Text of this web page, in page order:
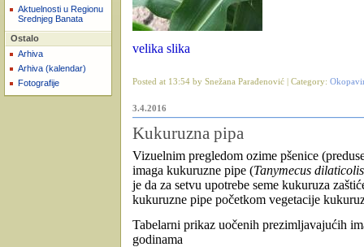
Aktuelnosti u Regionu
Srednjeg Banata
Ostalo
Arhiva
Arhiva (kalendar)
Fotografije
velika slika
Posted at 13:54 by Snežana Parađenović | Category:
3.4.2016
Kukuruzna pipa
Vizuelnim pregledom ozime pšenice
imaga kukuruzne pipe (Tanymecus dilaticolis
je da za setvu upotrebe seme kukuruza
kukuruzne pipe početkom vegetacije
Tabelarni prikaz uočenih prezimljavajućih
godinama